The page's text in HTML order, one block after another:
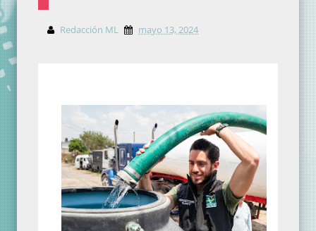
Redacción ML mayo 13, 2024